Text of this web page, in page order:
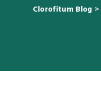
Clorofitum Blog >